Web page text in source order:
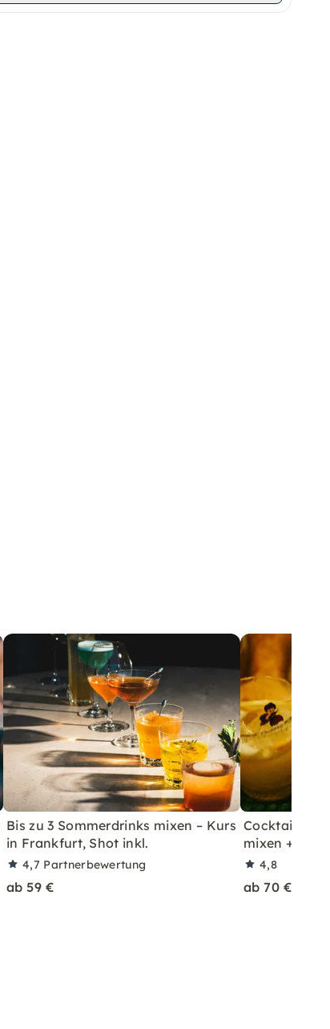
Bis zu 3 Sommerdrinks mixen – Kurs
in Frankfurt, Shot inkl.
4,7 Partnerbewertung
ab 59 €
Cocktailkurs:
mixen +
4,8
ab 70 €